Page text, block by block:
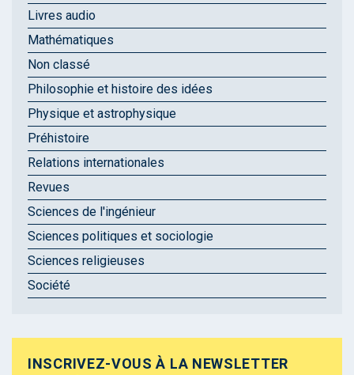
Livres audio
Mathématiques
Non classé
Philosophie et histoire des idées
Physique et astrophysique
Préhistoire
Relations internationales
Revues
Sciences de l'ingénieur
Sciences politiques et sociologie
Sciences religieuses
Société
INSCRIVEZ-VOUS À LA NEWSLETTER